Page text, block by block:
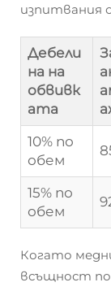
изпитвания
Дебели
на на
обвивк
ата
10% по
обем
15% по
обем
Когато
всъщност